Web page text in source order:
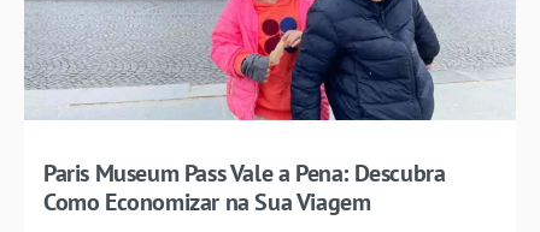
Paris Museum Pass Vale a Pena: Descubra
Como Economizar na Sua Viagem